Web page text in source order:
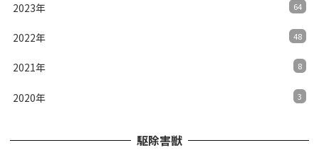
2023年 64
2022年 48
2021年 8
2020年 3
駆除害獣